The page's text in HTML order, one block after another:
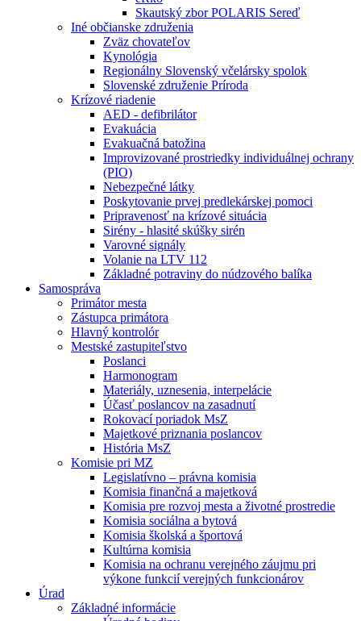
Skautský zbor POLARIS Sereď
Iné občianske združenia
Zväz chovateľov
Kynológia
Regionálny Slovenský včelársky spolok
Slovenské združenie Príroda
Krízové riadenie
AED - defibrilátor
Evakuácia
Evakuačná batožina
Improvizované prostriedky individuálnej ochrany
(PIO)
Nebezpečné látky
Poskytovanie prvej predlekárskej pomoci
Pripravenosť na krízové situácia
Sirény - hlasité skúšky sirén
Varovné signály
Volanie na LTV 112
Základné potraviny do núdzového balíka
Samospráva
Primátor mesta
Zástupca primátora
Hlavný kontrolór
Mestské zastupiteľstvo
Poslanci
Harmonogram
Materiály, uznesenia, interpelácie
Účasť poslancov na zasadnutí
Rokovací poriadok MsZ
Majetkové priznania poslancov
História MsZ
Komisie pri MZ
Legislatívno – právna komisia
Komisia finančná a majetková
Komisia pre rozvoj mesta a životné prostredie
Komisia sociálna a bytová
Komisia školská a športová
Kultúrna komisia
Komisia na ochranu verejného záujmu pri
výkone funkcií verejných funkcionárov
Úrad
Základné informácie